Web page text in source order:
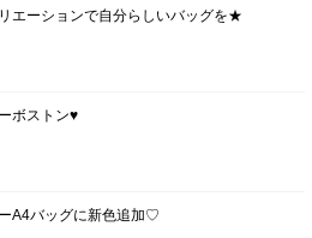
エーションで自分らしいバッグを★
ボストン♥
A4バッグに新色追加♡